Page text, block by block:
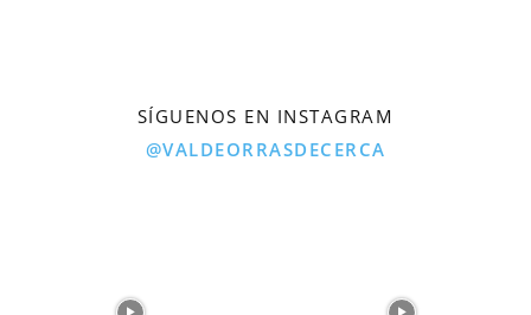
SÍGUENOS EN INSTAGRAM
@VALDEORRASDECERCA